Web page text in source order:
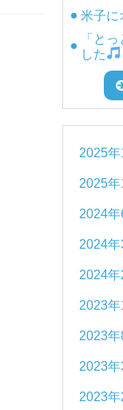
米子に
「と
した
2025年
2025年
2024年
2024年
2024年
2023年
2023年
2023年
2023年